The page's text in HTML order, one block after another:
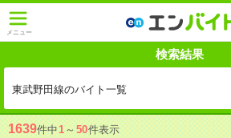
メニュー
検索結果
東武野田線のバイト一覧
1639件中1 ～ 50件表示